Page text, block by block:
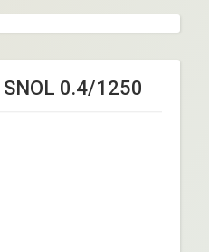
0.4/1250